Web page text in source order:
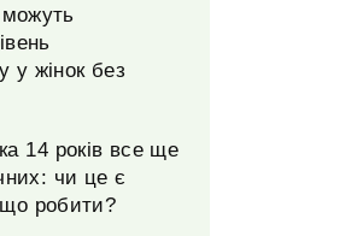
у жінок без
14 років все ще
чи це є
що робити?